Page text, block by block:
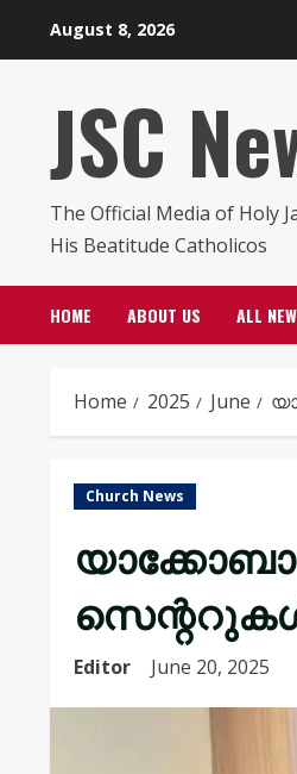
August 8, 2026
JSC
The Official Media of Holy
His Beatitude Catholicos
HOME ABOUT US ALL
Home 2025 June
Church News
Editor June 20, 2025